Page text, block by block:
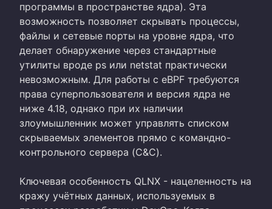
программы в пространстве ядра). Эта
возможность позволяет скрывать процессы,
файлы и сетевые порты на уровне ядра, что
делает обнаружение через стандартные
утилиты вроде ps или netstat практически
невозможным. Для работы с eBPF требуются
права суперпользователя и версия ядра не
ниже 4.18, однако при их наличии
злоумышленник может управлять списком
скрываемых элементов прямо с командно-
контрольного сервера (C&C).
Ключевая особенность QLNX - нацеленность на
кражу учётных данных, используемых в